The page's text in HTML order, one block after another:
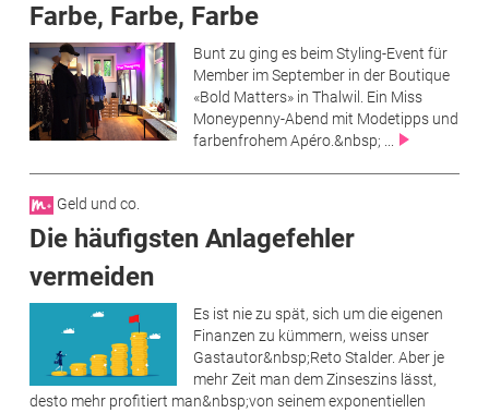
Farbe, Farbe, Farbe
Bunt zu ging es beim Styling-Event für
Member im September in der Boutique
«Bold Matters» in Thalwil. Ein Miss
Moneypenny-Abend mit Modetipps und
farbenfrohem Apéro.&nbsp; ...
Geld und co.
Die häufigsten Anlagefehler
vermeiden
Es ist nie zu spät, sich um die eigenen
Finanzen zu kümmern, weiss unser
Gastautor&nbsp;Reto Stalder. Aber je
mehr Zeit man dem Zinseszins lässt,
desto mehr profitiert man&nbsp;von seinem exponentiellen